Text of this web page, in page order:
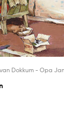
Dokkum - Opa Jan